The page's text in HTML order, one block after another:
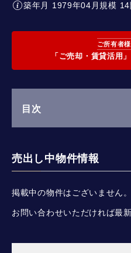
築年月 1979年04月規模
ご所有者
「ご売却・賃貸活用
目次
売出し中物件情報
掲載中の物件はございません。
お問い合わせいただければ最